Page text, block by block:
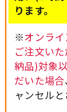
ります。
※オンラ
ご注文い
納品)対象
だいた場合
ャンセルと